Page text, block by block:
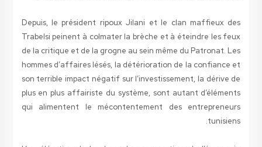
Depuis, le président ripoux Jilani et le clan maffieux des
Trabelsi peinent à colmater la brèche et à éteindre les feux
de la critique et de la grogne au sein même du Patronat. Les
hommes d’affaires lésés, la détérioration de la confiance et
son terrible impact négatif sur l’investissement, la dérive de
plus en plus affairiste du système, sont autant d’éléments
qui alimentent le mécontentement des entrepreneurs
tunisiens.